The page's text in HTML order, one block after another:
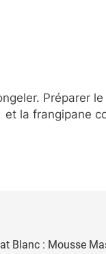
Préparer
et la frangipane
Blanc : Mousse